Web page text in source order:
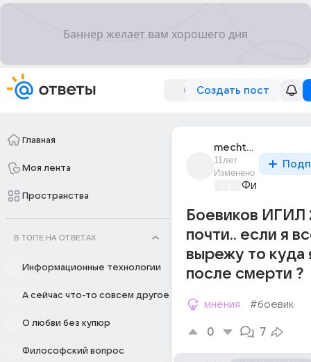
Создать пост
Главная
Моя лента
Пространства
В ТОПЕ НА ОТВЕТАХ
Информационные технологии
А сейчас что-то совсем другое
О любви без купюр
Философский вопрос
mechta_boga_ia
11лет
Изменено
Боевиков ИГИЛ
почти.. если я
вырежу то куда
после смерти ?
мнения #боевик
0 7